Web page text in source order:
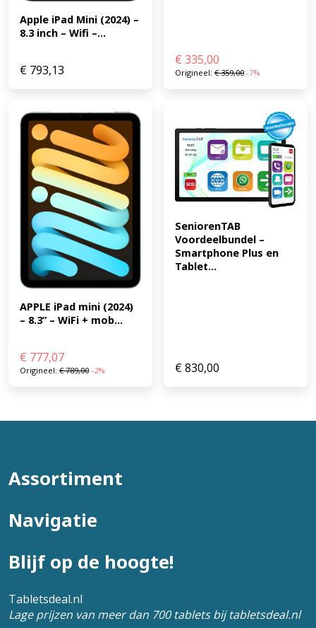
Apple iPad Mini (2024) –
8.3 inch – Wifi –...
€ 793,13
€ 335,00
Origineel: €359,00 -7%
APPLE iPad mini (2024)
– 8.3” – WiFi + mob...
€ 777,07
Origineel: €789,00 -2%
SeniorenTAB
Voordeelbundel –
Smartphone Plus en
Tablet...
€830,00
Assortiment
Navigatie
Blijf op de hoogte!
Tabletsdeal.nl
Lage prijzen van meer dan 700 tablets bij tabletsdeal.nl